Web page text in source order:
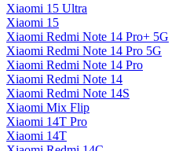
Xiaomi 15 Ultra
Xiaomi 15
Xiaomi Redmi Note 14 Pro+ 5G
Xiaomi Redmi Note 14 Pro 5G
Xiaomi Redmi Note 14 Pro
Xiaomi Redmi Note 14
Xiaomi Redmi Note 14S
Xiaomi Mix Flip
Xiaomi 14T Pro
Xiaomi 14T